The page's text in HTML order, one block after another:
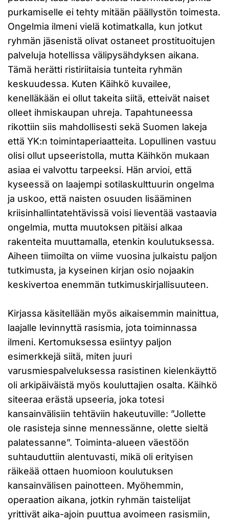
purkamiselle ei tehty mitään päällystön toimesta.
Ongelmia ilmeni vielä kotimatkalla, kun jotkut
ryhmän jäsenistä olivat ostaneet prostituoitujen
palveluja hotellissa välipysähdyksen aikana.
Tämä herätti ristiriitaisia tunteita ryhmän
keskuudessa. Kuten Käihkö kuvailee,
kenelläkään ei ollut takeita siitä, etteivät naiset
olleet ihmiskaupan uhreja. Tapahtuneessa
rikottiin siis mahdollisesti sekä Suomen lakeja
että YK:n toimintaperiaatteita. Lopullinen vastuu
olisi ollut upseeristolla, mutta Käihkön mukaan
asiaa ei valvottu tarpeeksi. Hän arvioi, että
kyseessä on laajempi sotilaskulttuurin ongelma
ja uskoo, että naisten osuuden lisääminen
kriisinhallintatehtävissä voisi lieventää vastaavia
ongelmia, mutta muutoksen pitäisi alkaa
rakenteita muuttamalla, etenkin koulutuksessa.
Aiheen tiimoilta on viime vuosina julkaistu paljon
tutkimusta, ja kyseinen kirjan osio nojaakin
keskivertoa enemmän tutkimuskirjallisuuteen.
Kirjassa käsitellään myös aikaisemmin mainittua,
laajalle levinnyttä rasismia, jota toiminnassa
ilmeni. Kertomuksessa esiintyy paljon
esimerkkejä siitä, miten juuri
varusmiespalveluksessa rasistinen kielenkäyttö
oli arkipäiväistä myös kouluttajien osalta. Käihkö
siteeraa erästä upseeria, joka totesi
kansainvälisiin tehtäviin hakeutuville: ”Jollette
ole rasisteja sinne mennessänne, olette sieltä
palatessanne”. Toiminta-alueen väestöön
suhtauduttiin alentuvasti, mikä oli erityisen
räikeää ottaen huomioon koulutuksen
kansainvälisen painotteen. Myöhemmin,
operaation aikana, jotkin ryhmän taistelijat
yrittivät aika-ajoin puuttua avoimeen rasismiin,